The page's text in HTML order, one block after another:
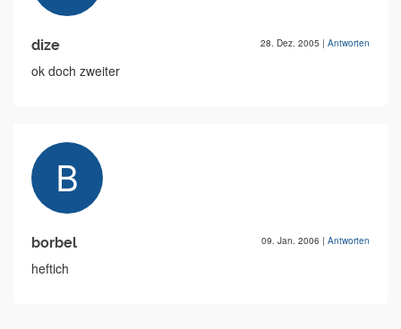
dize 28. Dez. 2005 | Antworten
ok doch zweiter
borbel 09. Jan. 2006 | Antworten
heftich